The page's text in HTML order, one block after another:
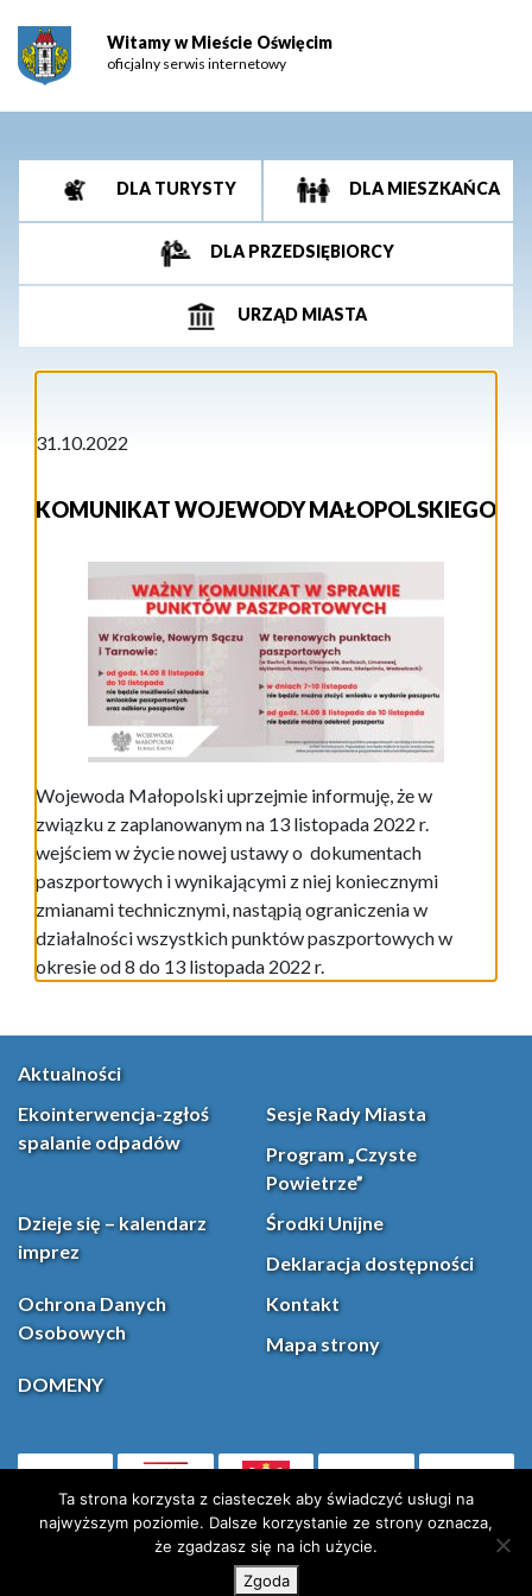
Witamy w Mieście Oświęcim
oficjalny serwis internetowy
DLA TURYSTY DLA MIESZKAŃCA
DLA PRZEDSIĘBIORCY
URZĄD MIASTA
31.10.2022
KOMUNIKAT WOJEWODY MAŁOPOLSKIEGO
Wojewoda Małopolski uprzejmie informuję, że w
związku z zaplanowanym na 13 listopada 2022 r.
wejściem w życie nowej ustawy o dokumentach
paszportowych i wynikającymi z niej koniecznymi
zmianami technicznymi, nastąpią ograniczenia w
działalności wszystkich punktów paszportowych w
okresie od 8 do 13 listopada 2022 r.
Aktualności
Ekointerwencja-zgłoś
spalanie odpadów
Sesje Rady Miasta
Program „Czyste
Powietrze”
Dzieje się – kalendarz
imprez
Środki Unijne
Deklaracja dostępności
Ochrona Danych
Osobowych
Kontakt
Mapa strony
DOMENY
(otwiera się w nowej karcie)Facebook
X (Twitter)
Ta strona korzysta z ciasteczek aby świadczyć usługi na
najwyższym poziomie. Dalsze korzystanie ze strony oznacza,
że zgadzasz się na ich użycie.
Zgoda